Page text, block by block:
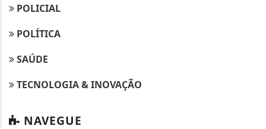
POLICIAL
POLÍTICA
SAÚDE
TECNOLOGIA & INOVAÇÃO
NAVEGUE